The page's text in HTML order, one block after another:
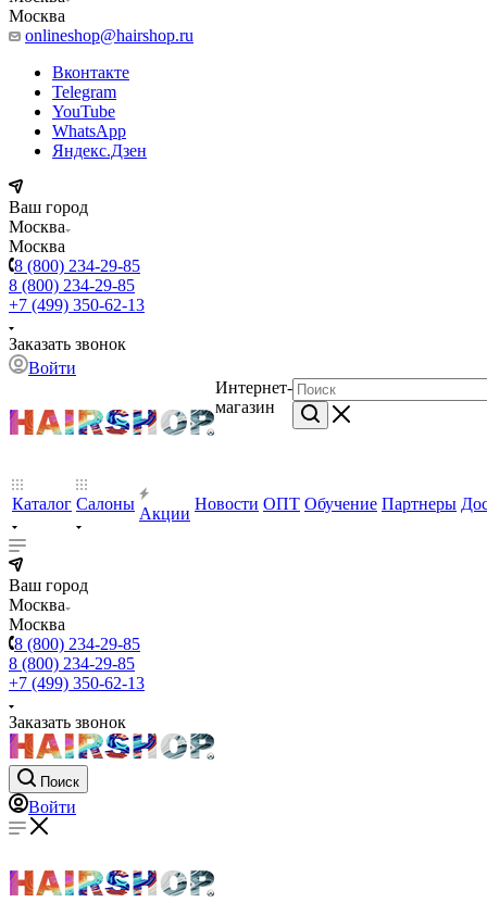
Москва
onlineshop@hairshop.ru
Вконтакте
Telegram
YouTube
WhatsApp
Яндекс.Дзен
Ваш город
Москва
Москва
8 (800) 234-29-85
8 (800) 234-29-85
+7 (499) 350-62-13
Заказать звонок
Войти
Интернет-
магазин
Каталог Салоны
Акции
Новости ОПТ Обучение Партнеры
Ваш город
Москва
Москва
8 (800) 234-29-85
8 (800) 234-29-85
+7 (499) 350-62-13
Заказать звонок
Поиск
Войти